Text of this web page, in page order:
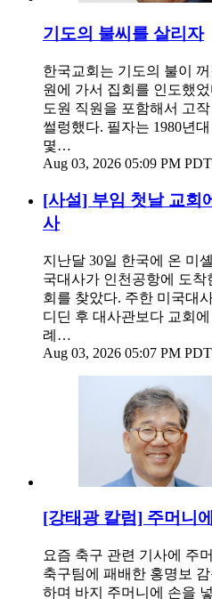
기도의 불씨를 살리자
한국교회는 기도의 불이
원에 가서 집회를 인도했
도원 직원을 포함해서 고
썰렁했다. 필자는 1980년
몇…
Aug 03, 2026 05:09 PM PDT
[사설] 부임 첫날 교회
사
지난달 30일 한국에 온 미
국대사가 인천공항에 도착
회를 찾았다. 주한 미국대
디딘 후 대사관보다 교회
례…
Aug 03, 2026 05:07 PM PDT
[강태광 칼럼] 주머니
요즘 축구 관련 기사에 주
축구팀에 패배한 홍명보
하며 바지 주머니에 손을